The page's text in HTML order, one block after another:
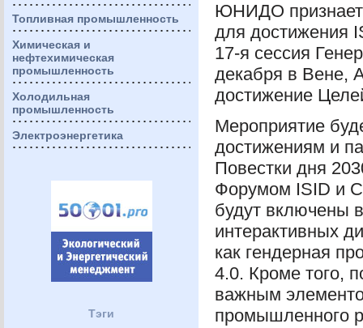
Топливная промышленность
Химическая и
нефтехимическая
промышленность
Холодильная
промышленность
Электроэнергетика
Тэги
ЮНИДО
для достижения
17-я сессия
декабря в Вене,
достижение
Мероприятие
достижениям и
Повестки дня
Форумом ISID и
будут включены
интерактивных
как гендерная
4.0. Кроме того,
важным
промышленного